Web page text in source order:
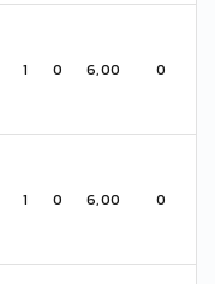
1 0 6,00 0
1 0 6,00 0